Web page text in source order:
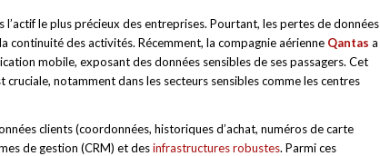
le plus précieux des entreprises. Pourtant, les pertes de données
des activités. Récemment, la compagnie aérienne Qantas a
mobile, exposant des données sensibles de ses passagers. Cet
notamment dans les secteurs sensibles comme les centres
clients (coordonnées, historiques d’achat, numéros de carte
de gestion (CRM) et desinfrastructures robustes. Parmi ces